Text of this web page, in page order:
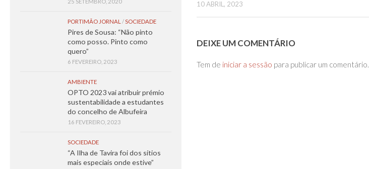
10 ABRIL, 2023
DEIXE UM COMENTÁRIO
Tem de iniciar a sessão para publicar um comentário.
PORTIMÃO JORNAL /SOCIEDADE
Pires de Sousa: “Não pinto
como posso. Pinto como
quero”
6 FEVEREIRO, 2023
AMBIENTE
OPTO 2023 vai atribuir prémio
sustentabilidade a estudantes
do concelho de Albufeira
16 FEVEREIRO, 2023
SOCIEDADE
“A Ilha de Tavira foi dos sítios
mais especiais onde estive”